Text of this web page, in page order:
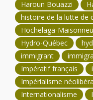
Haroun Bouazzi
histoire de la lutte de
Hochelaga-
Hydro-Québec
immigrant
Impératif français
Impérialisme
Internationalisme